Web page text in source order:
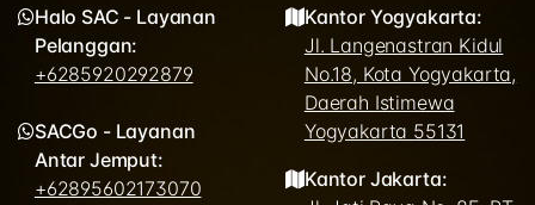
Halo SAC - Layanan
Pelanggan:
+6285920292879
SACGo - Layanan
Antar Jemput:
+62895602173070
Kantor Yogyakarta:
Jl. Langenastran Kidul
No.18, Kota Yogyakarta,
Daerah Istimewa
Yogyakarta 55131
Kantor Jakarta: